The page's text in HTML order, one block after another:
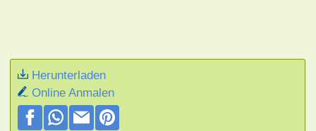
Herunterladen
Online Anmalen